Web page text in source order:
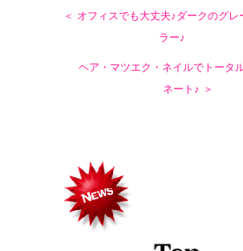
＜ オフィスでも大丈夫♪ダークのグレ
ラー♪
ヘア・マツエク・ネイルでトータ
ネート♪ ＞